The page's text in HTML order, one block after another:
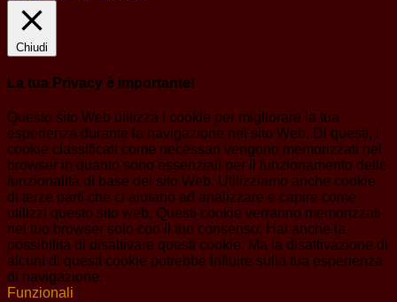
Chiudi
La tua Privacy è importante!
Questo sito Web utilizza i cookie per migliorare la tua
esperienza durante la navigazione nel sito Web. Di questi, i
cookie classificati come necessari vengono memorizzati nel
browser in quanto sono essenziali per il funzionamento delle
funzionalità di base del sito Web. Utilizziamo anche cookie
di terze parti che ci aiutano ad analizzare e capire come
utilizzi questo sito web. Questi cookie verranno memorizzati
nel tuo browser solo con il tuo consenso. Hai anche la
possibilità di disattivare questi cookie. Ma la disattivazione di
alcuni di questi cookie potrebbe influire sulla tua esperienza
di navigazione.
Funzionali